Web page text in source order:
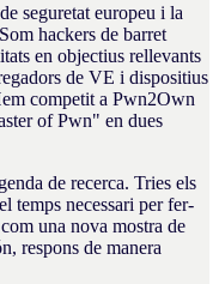
seguretat europeu i la
hackers de barret
en objectius rellevants
de VE i dispositius
competit a Pwn2Own
of Pwn" en dues
de recerca. Tries els
temps necessari per fer-
una nova mostra de
respons de manera